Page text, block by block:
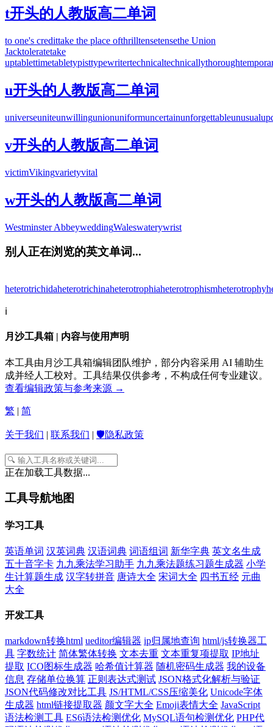
t开头的人教版高二单词
to one's credittake the place ofthrilltensetensethe Union
Jacktoleratetake
uptablettimetabletypisttypewritertechnicaltechnicallythorough
u开头的人教版高二单词
universeuniteunwillingunionuniformuncertainunforgettableunusual
v开头的人教版高二单词
victimVikingvarietyvital
w开头的人教版高二单词
Westminster AbbeyweddingWaleswaterywrist
别人正在浏览的英文单词...
heterotrichidaheterotrichinaheterotrophiaheterotrophismheterotrophy
ℹ️
月沙工具箱 | 内容与使用声明
本工具由月沙工具箱编辑团队维护，部分内容采用 AI 辅助生
成并经人工校对。工具结果仅供参考，不构成任何专业建议。
查看编辑政策与参考来源 →
繁 | 简
关于我们 | 联系我们 | 🛡️隐私政策
正在加载工具数据...
工具导航地图
学习工具
英语单词 汉英词典 汉语词典 词语组词 新华字典 英文名生成
五十音字卡 九九乘法学习助手 九九乘法题练习题生成器 小学
生计算题生成 汉字转拼音 唐诗大全 宋词大全 四书五经 元曲
大全
开发工具
markdown转换html ueditor编辑器 ip归属地查询 html/js转换器工
具 字数统计 简体繁体转换 文本去重 文本重复项提取 IP地址
提取 ICO图标生成器 哈希值计算器 随机密码生成器 我的设备
信息 存储单位换算 正则表达式测试 JSON格式化解析与验证
JSON代码修改对比工具 JS/HTML/CSS压缩美化 Unicode字体
生成器 html链接提取器 颜文字大全 Emoji表情大全 JavaScript
语法检测工具 ES6语法检测优化 MySQL语句检测优化 PHP代